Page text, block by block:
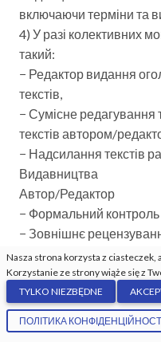
включаючи терміни та
4) У разі колективних
такий:
− Редактор видання
текстів,
− Сумісне
текстів автором/
− Надсилання текстів
Видавництва
Автор/Редактор
− Формальний контроль
− Зовнішнє
приймається без
виправлення, як
відхиляється без
− Вичитування та
− Композиція видання,
Nasza strona korzysta z ciasteczek,
Korzystanie ze strony wiąże się z
TYLKO NIEZBĘDNE
ПОЛІТИКА